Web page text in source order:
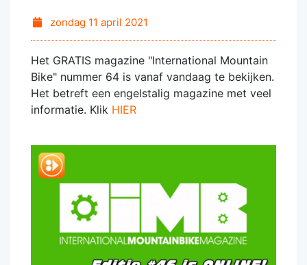
zondag 11 april 2021
Het GRATIS magazine "International Mountain
Bike" nummer 64 is vanaf vandaag te bekijken.
Het betreft een engelstalig magazine met veel
informatie. Klik HIER